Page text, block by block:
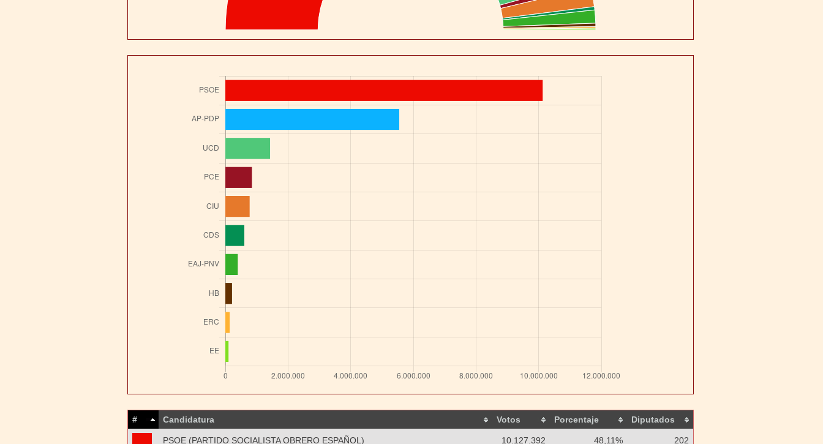
# Candidatura Votos Porcentaje Diputados
PSOE (PARTIDO SOCIALISTA OBRERO ESPAÑOL) 10.127.392 48,11% 202